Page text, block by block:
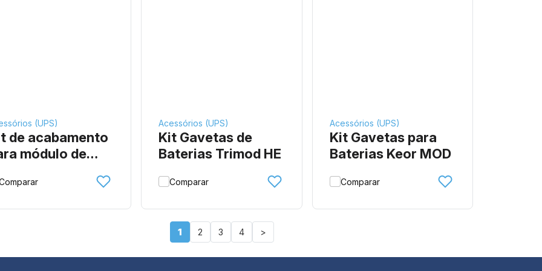
(UPS)
de acabamento
módulo de
Acessórios (UPS)
Kit Gavetas de
Baterias Trimod HE
Comparar
Acessórios (UPS)
Kit Gavetas para
Baterias Keor MOD
Comparar
1 2 3 4 >